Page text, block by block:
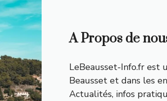
A Propos de
LeBeausset-Info.fr est
Beausset et dans les
Actualités, infos